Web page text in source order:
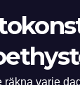
räkna varje